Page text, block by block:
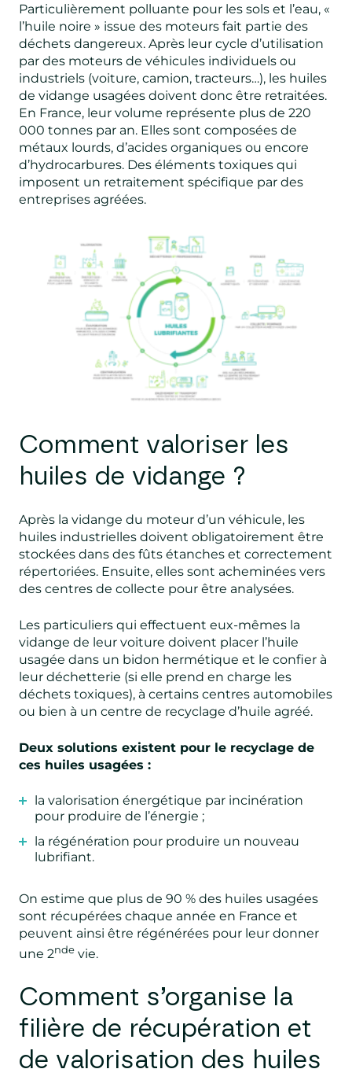
Particulièrement polluante pour les sols et l’eau, «
l’huile noire » issue des moteurs fait partie des
déchets dangereux. Après leur cycle d’utilisation
par des moteurs de véhicules individuels ou
industriels (voiture, camion, tracteurs…), les huiles
de vidange usagées doivent donc être retraitées.
En France, leur volume représente plus de 220
000 tonnes par an. Elles sont composées de
métaux lourds, d’acides organiques ou encore
d’hydrocarbures. Des éléments toxiques qui
imposent un retraitement spécifique par des
entreprises agréées.
Comment valoriser les
huiles de vidange ?
Après la vidange du moteur d’un véhicule, les
huiles industrielles doivent obligatoirement être
stockées dans des fûts étanches et correctement
répertoriées. Ensuite, elles sont acheminées vers
des centres de collecte pour être analysées.
Les particuliers qui effectuent eux-mêmes la
vidange de leur voiture doivent placer l’huile
usagée dans un bidon hermétique et le confier à
leur déchetterie (si elle prend en charge les
déchets toxiques), à certains centres automobiles
ou bien à un centre de recyclage d’huile agréé.
Deux solutions existent pour le recyclage de
ces huiles usagées :
la valorisation énergétique par incinération
pour produire de l’énergie ;
la régénération pour produire un nouveau
lubrifiant.
On estime que plus de 90 % des huiles usagées
sont récupérées chaque année en France et
peuvent ainsi être régénérées pour leur donner
une 2nde vie.
Comment s’organise la
filière de récupération et
de valorisation des huiles